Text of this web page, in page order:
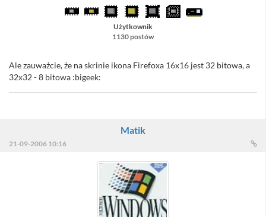
Użytkownik
1130 postów
Ale zauważcie, że na skrinie ikona Firefoxa 16x16 jest 32 bitowa, a
32x32 - 8 bitowa :bigeek:
Matik
21-09-2006 10:16